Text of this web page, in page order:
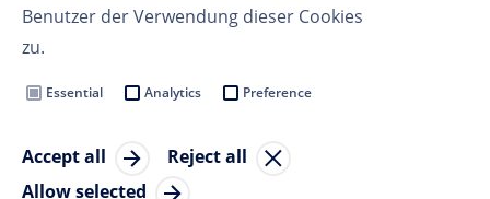
Benutzer der Verwendung dieser Cookies
zu.
Essential Analytics Preference
Accept all
Reject all
Allow selected
Nutzungsbedingungen
Cookie Settings
© Copyright 2023 MSC Cruises SA